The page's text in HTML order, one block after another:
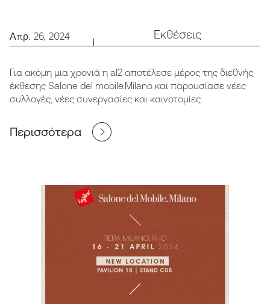
Απρ. 26, 2024 Εκθέσεις
Για ακόμη μια χρονιά η al2 αποτέλεσε μέρος της διεθνής
έκθεσης Salone del mobile.Milano και παρουσίασε νέες
συλλογές, νέες συνεργασίες και καινοτομίες.
Περισσότερα